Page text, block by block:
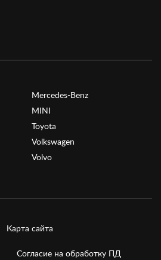
Mercedes-Benz
MINI
Toyota
Volkswagen
Volvo
Карта сайта
Согласие на обработку ПД